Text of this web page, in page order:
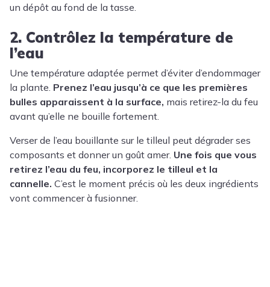
un dépôt au fond de la tasse.
2. Contrôlez la température de
l’eau
Une température adaptée permet d’éviter d’endommager
la plante. Prenez l’eau jusqu’à ce que les premières
bulles apparaissent à la surface, mais retirez-la du feu
avant qu’elle ne bouille fortement.
Verser de l’eau bouillante sur le tilleul peut dégrader ses
composants et donner un goût amer. Une fois que vous
retirez l’eau du feu, incorporez le tilleul et la
cannelle. C’est le moment précis où les deux ingrédients
vont commencer à fusionner.